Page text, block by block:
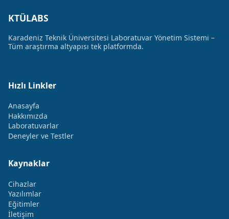
KTÜLABS
Karadeniz Teknik Üniversitesi Laboratuvar Yönetim Sistemi –
Tüm araştırma altyapısı tek platformda.
Hızlı Linkler
Anasayfa
Hakkımızda
Laboratuvarlar
Deneyler ve Testler
Kaynaklar
Cihazlar
Yazılımlar
Eğitimler
İletişim